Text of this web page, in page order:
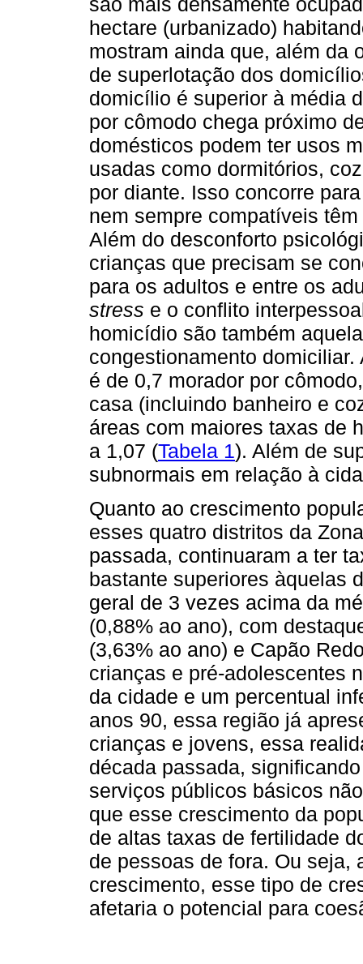
hectare (urbanizado)
mostram ainda que, além da
de superlotação dos
domicílio é superior à média
por cômodo chega próximo
domésticos podem ter usos
usadas como dormitórios,
por diante. Isso concorre
nem sempre compatíveis
Além do desconforto
crianças que precisam se
para os adultos e entre os
stress e o conflito
homicídio são também
congestionamento
é de 0,7 morador por
casa (incluindo banheiro e
áreas com maiores taxas de
a 1,07 (Tabela 1). Além de
subnormais em relação à
Quanto ao crescimento
esses quatro distritos da
passada, continuaram a ter
bastante superiores àquelas
geral de 3 vezes acima da
(0,88% ao ano), com
(3,63% ao ano) e Capão
crianças e pré-adolescentes
da cidade e um percentual
anos 90, essa região já
crianças e jovens, essa
década passada,
serviços públicos básicos
que esse crescimento da
de altas taxas de fertilidade
de pessoas de fora. Ou seja,
crescimento, esse tipo de
afetaria o potencial para